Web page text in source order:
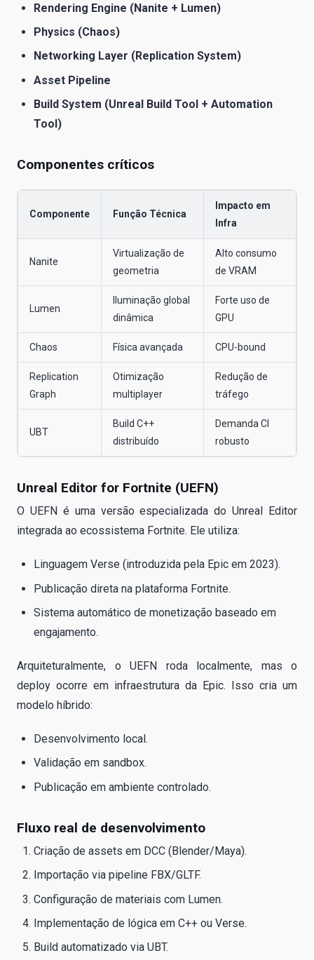
Rendering Engine (Nanite + Lumen)
Physics (Chaos)
Networking Layer (Replication System)
Asset Pipeline
Build System (Unreal Build Tool + Automation
Tool)
Componentes críticos
Componente Função Técnica
Impacto em
Infra
Nanite
Virtualização de
geometria
Alto consumo
de VRAM
Lumen
Iluminação global
dinâmica
Forte uso de
GPU
Chaos Física avançada CPU-bound
Replication
Graph
Otimização
multiplayer
Redução de
tráfego
UBT
Build C++
distribuído
Demanda CI
robusto
Unreal Editor for Fortnite (UEFN)
O UEFN é uma versão especializada do Unreal Editor
integrada ao ecossistema Fortnite. Ele utiliza:
Linguagem Verse (introduzida pela Epic em 2023).
Publicação direta na plataforma Fortnite.
Sistema automático de monetização baseado em
engajamento.
Arquiteturalmente, o UEFN roda localmente, mas o
deploy ocorre em infraestrutura da Epic. Isso cria um
modelo híbrido:
Desenvolvimento local.
Validação em sandbox.
Publicação em ambiente controlado.
Fluxo real de desenvolvimento
Criação de assets em DCC (Blender/Maya).
Importação via pipeline FBX/GLTF.
Configuração de materiais com Lumen.
Implementação de lógica em C++ ou Verse.
Build automatizado via UBT.